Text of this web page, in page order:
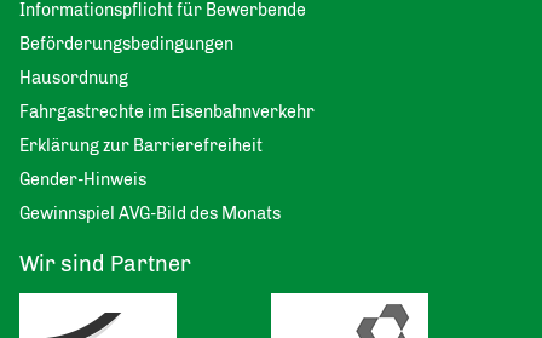
Informationspflicht für Bewerbende
Beförderungsbedingungen
Hausordnung
Fahrgastrechte im Eisenbahnverkehr
Erklärung zur Barrierefreiheit
Gender-Hinweis
Gewinnspiel AVG-Bild des Monats
Wir sind Partner